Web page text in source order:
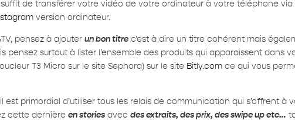
de transférer votre vidéo de votre ordinateur à votre téléphone via
version ordinateur.
pensez à ajouter un bon titrec’est à dire un titre cohérent mais
pensez surtout à lister l’ensemble des produits qui apparaissent dans
T3 Micro sur le site Sephora) sur le site Bitly.comce qui vous
primordial d’utiliser tous les relais de communication qui s’offrent à
cette dernière en storiesavec des extraits, des prix, des swipe up etc…